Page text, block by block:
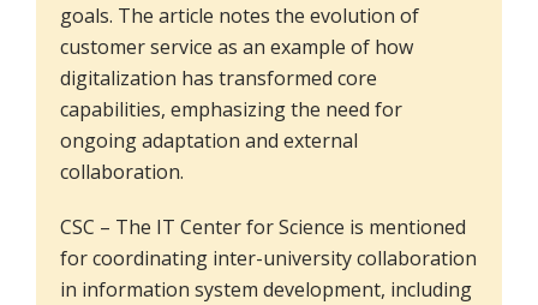
goals. The article notes the evolution of
customer service as an example of how
digitalization has transformed core
capabilities, emphasizing the need for
ongoing adaptation and external
collaboration.
CSC – The IT Center for Science is mentioned
for coordinating inter-university collaboration
in information system development, including